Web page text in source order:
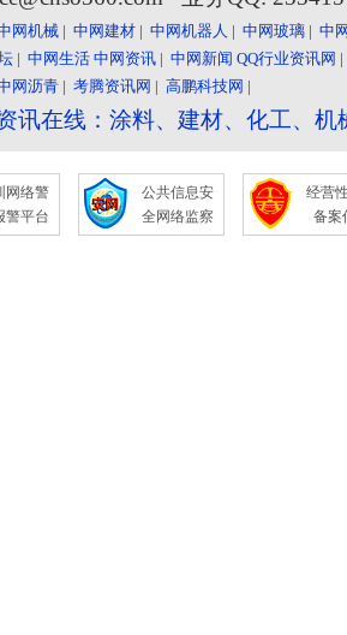
网机械 | 中网建材 | 中网机器人 | 中网玻璃 | 中
| 中网生活 中网资讯 | 中网新闻 QQ行业资讯网
网沥青 | 考腾资讯网 | 高鹏科技网 |
讯在线：涂料、建材、化工、
网络警
警平台
公共信息安
全网络监察
经营
备案